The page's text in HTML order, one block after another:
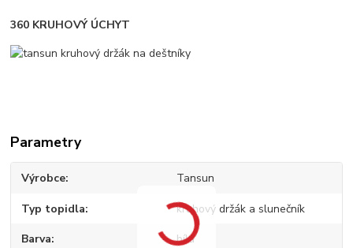
360 KRUHOVÝ ÚCHYT
Parametry
Výrobce Tansun
Typ topidla kruhový držák a slunečník
Barva bílá